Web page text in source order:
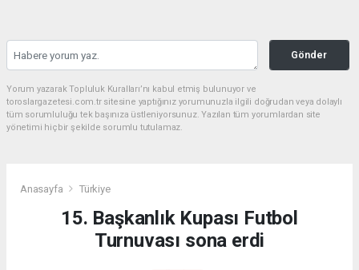
Gönder
Yorum yazarak Topluluk Kuralları’nı kabul etmiş bulunuyor ve
toroslargazetesi.com.tr sitesine yaptığınız yorumunuzla ilgili doğrudan veya dolaylı
tüm sorumluluğu tek başınıza üstleniyorsunuz. Yazılan tüm yorumlardan site
yönetimi hiçbir şekilde sorumlu tutulamaz.
Anasayfa Türkiye
15. Başkanlık Kupası Futbol
Turnuvası sona erdi